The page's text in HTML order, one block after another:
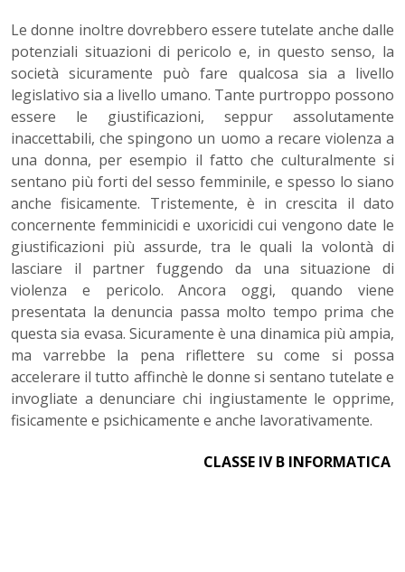
Le donne inoltre dovrebbero essere tutelate anche dalle
potenziali situazioni di pericolo e, in questo senso, la
società sicuramente può fare qualcosa sia a livello
legislativo sia a livello umano. Tante purtroppo possono
essere le giustificazioni, seppur assolutamente
inaccettabili, che spingono un uomo a recare violenza a
una donna, per esempio il fatto che culturalmente si
sentano più forti del sesso femminile, e spesso lo siano
anche fisicamente. Tristemente, è in crescita il dato
concernente femminicidi e uxoricidi cui vengono date le
giustificazioni più assurde, tra le quali la volontà di
lasciare il partner fuggendo da una situazione di
violenza e pericolo. Ancora oggi, quando viene
presentata la denuncia passa molto tempo prima che
questa sia evasa. Sicuramente è una dinamica più ampia,
ma varrebbe la pena riflettere su come si possa
accelerare il tutto affinchè le donne si sentano tutelate e
invogliate a denunciare chi ingiustamente le opprime,
fisicamente e psichicamente e anche lavorativamente.
CLASSE IV B INFORMATICA